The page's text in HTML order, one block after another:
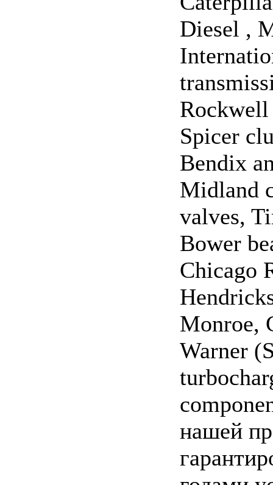
Diesel ,
Spicer
Bendix
Midland
valves,
Bower
Chicago
Monroe,
Warner
нашей